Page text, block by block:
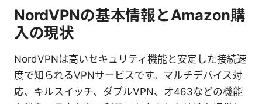
NordVPNの基本情報とAmazon購
入の現状
NordVPNは高いセキュリティ機能と安定した接続速
度で知られるVPNサービスです。マルチデバイス対
応、キルスイッチ、ダブルVPN、オ463などの機能